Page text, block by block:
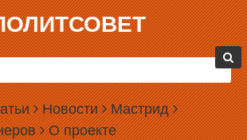
Новости Мастрид
О проекте
НА ПРОИГРЫШ В
обязанности губернатора Свердловской
Куйвашев прокомментировал результаты